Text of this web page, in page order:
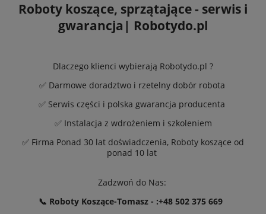
Roboty koszące, sprzątające - serwis i
gwarancja| Robotydo.pl
Dlaczego klienci wybierają Robotydo.pl ?
✅ Darmowe doradztwo i rzetelny dobór robota
✅ Serwis części i polska gwarancja producenta
✅ Instalacja z wdrożeniem i szkoleniem
✅ Firma Ponad 30 lat doświadczenia, Roboty koszące od
ponad 10 lat
Zadzwoń do Nas:
📞 Roboty Koszące-Tomasz - :+48 502 375 669